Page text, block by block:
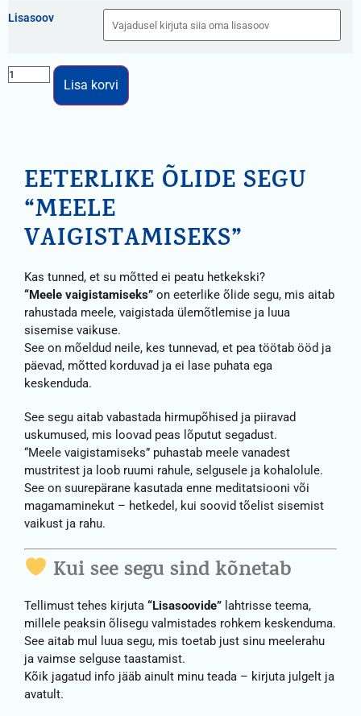
Lisasoov
Lisa korvi
EETERLIKE ÕLIDE SEGU
“MEELE
VAIGISTAMISEKS”
Kas tunned, et su mõtted ei peatu hetkekski?
“Meele vaigistamiseks” on eeterlike õlide segu, mis aitab
rahustada meele, vaigistada ülemõtlemise ja luua
sisemise vaikuse.
See on mõeldud neile, kes tunnevad, et pea töötab ööd ja
päevad, mõtted korduvad ja ei lase puhata ega
keskenduda.
See segu aitab vabastada hirmupõhised ja piiravad
uskumused, mis loovad peas lõputut segadust.
“Meele vaigistamiseks” puhastab meele vanadest
mustritest ja loob ruumi rahule, selgusele ja kohalolule.
See on suurepärane kasutada enne meditatsiooni või
magamaminekut – hetkedel, kui soovid tõelist sisemist
vaikust ja rahu.
Kui see segu sind kõnetab
Tellimust tehes kirjuta “Lisasoovide” lahtrisse teema,
millele peaksin õlisegu valmistades rohkem keskenduma.
See aitab mul luua segu, mis toetab just sinu meelerahu
ja vaimse selguse taastamist.
Kõik jagatud info jääb ainult minu teada – kirjuta julgelt ja
avatult.